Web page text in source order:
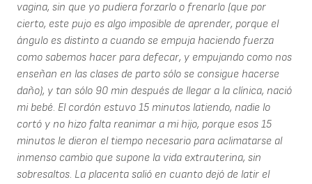
vagina, sin que yo pudiera forzarlo o frenarlo (que por
cierto, este pujo es algo imposible de aprender, porque el
ángulo es distinto a cuando se empuja haciendo fuerza
como sabemos hacer para defecar, y empujando como nos
enseñan en las clases de parto sólo se consigue hacerse
daño), y tan sólo 90 min después de llegar a la clínica, nació
mi bebé. El cordón estuvo 15 minutos latiendo, nadie lo
cortó y no hizo falta reanimar a mi hijo, porque esos 15
minutos le dieron el tiempo necesario para aclimatarse al
inmenso cambio que supone la vida extrauterina, sin
sobresaltos. La placenta salió en cuanto dejó de latir el